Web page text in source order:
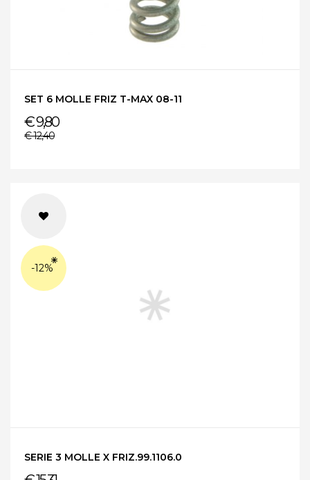
SET 6 MOLLE FRIZ T-MAX 08-11
€ 9,80
€ 12,40
-12%
SERIE 3 MOLLE X FRIZ.99.1106.0